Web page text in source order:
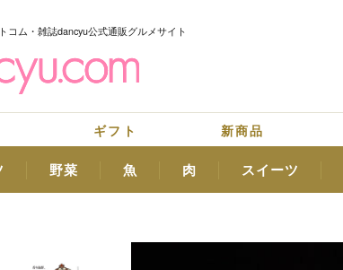
コム・雑誌dancyu公式通販グルメサイト
ギフト 新商品
野菜 魚 肉 スイーツ